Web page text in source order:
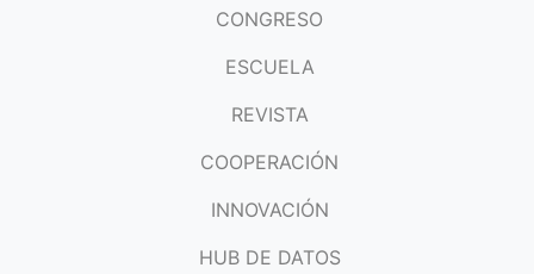
CONGRESO
ESCUELA
REVISTA
COOPERACIÓN
INNOVACIÓN
HUB DE DATOS